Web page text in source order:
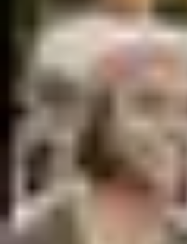
Premier Logement
Conseils pratiques Achat et
Premier Logement